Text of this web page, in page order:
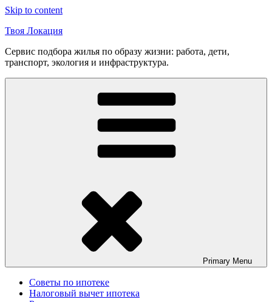
Skip to content
Твоя Локация
Сервис подбора жилья по образу жизни: работа, дети,
транспорт, экология и инфраструктура.
Primary Menu
Советы по ипотеке
Налоговый вычет ипотека